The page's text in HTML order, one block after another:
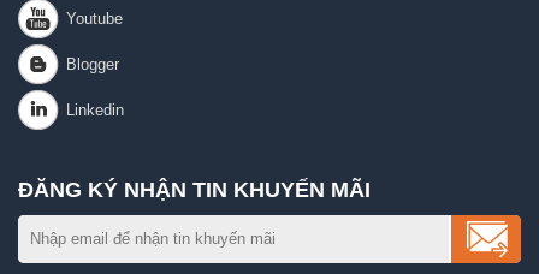
ĐĂNG KÝ NHẬN TIN KHUYẾN MÃI